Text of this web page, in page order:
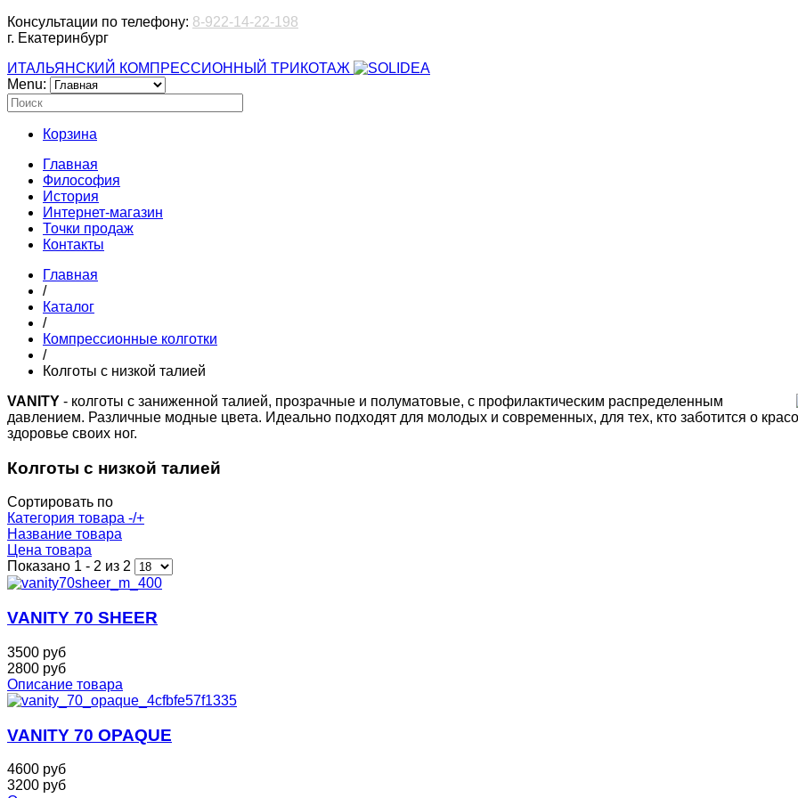
Консультации по телефону: 8-922-14-22-198
г. Екатеринбург
ИТАЛЬЯНСКИЙ КОМПРЕССИОННЫЙ ТРИКОТАЖ
Menu:
Корзина
Главная
Философия
История
Интернет-магазин
Точки продаж
Контакты
Главная
/
Каталог
/
Компрессионные колготки
/
Колготы с низкой талией
VANITY - колготы с заниженной талией, прозрачные и полуматовые, с профилактическим распределенным
давлением. Различные модные цвета. Идеально подходят для молодых и современных, для тех, кто заботится о
здоровье своих ног.
Колготы с низкой талией
Сортировать по
Категория товара -/+
Название товара
Цена товара
Показано 1 - 2 из 2
VANITY 70 SHEER
3500 руб
2800 руб
Описание товара
VANITY 70 OPAQUE
4600 руб
3200 руб